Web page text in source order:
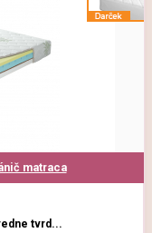
matraca
tvrd...